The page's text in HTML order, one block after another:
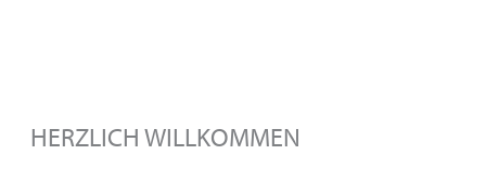
HERZLICH WILLKOMMEN